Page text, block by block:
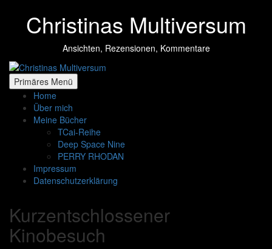
springenChristinas Multiversum
Ansichten, Rezensionen, Kommentare
Primäres Menü
Home
Über mich
Meine Bücher
TCai-Reihe
Deep Space Nine
PERRY RHODAN
Impressum
Datenschutzerklärung
Kurzentschlossener
Kinobesuch